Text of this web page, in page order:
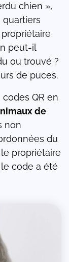
chien »,
peut-il
ou trouvé ?
de puces.
QR en
de
non
du
propriétaire
code a été